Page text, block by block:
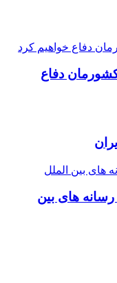
دفاع
های بین